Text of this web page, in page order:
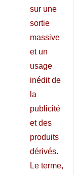
sur une
sortie
massive
et un
usage
inédit de
la
publicité
et des
produits
dérivés.
Le terme,